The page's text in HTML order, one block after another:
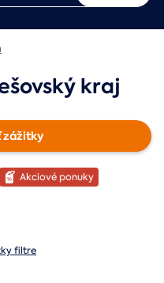
kraj
zážitky
Akciové ponuky
filtre